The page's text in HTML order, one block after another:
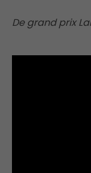
De grand prix